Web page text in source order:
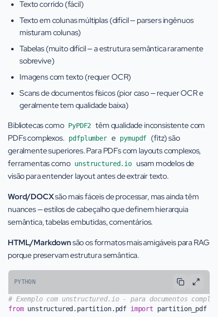
Texto corrido (fácil)
Texto em colunas múltiplas (difícil — parsers ingênuos
misturam colunas)
Tabelas (muito difícil — a estrutura semântica raramente
sobrevive)
Imagens com texto (requer OCR)
Scans de documentos físicos (pior caso — requer OCR e
geralmente tem qualidade baixa)
Bibliotecas como PyPDF2 têm qualidade inconsistente com
PDFs complexos.
pdfplumber e pymupdf
(fitz) são
geralmente superiores. Para PDFs com layouts complexos,
ferramentas como unstructured.io
usam modelos de
visão para entender layout antes de extrair texto.
Word/DOCXsão mais fáceis de processar, mas ainda têm
nuances — estilos de cabeçalho que definem hierarquia
semântica, tabelas embutidas, comentários.
HTML/Markdownsão os formatos mais amigáveis para RAG
porque preservam estrutura semântica.
PYTHON
# Exemplo com unstructured.io - para documentos
from unstructured.partition.pdf import partition_pdf